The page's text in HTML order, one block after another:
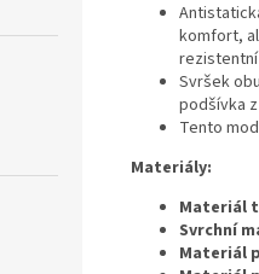
komfort,
Svršek
podšívka
Tento
Materiály:
Materiál
Svrchní
Materiál